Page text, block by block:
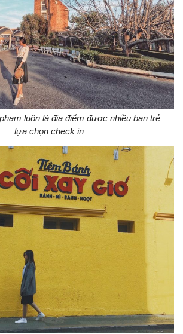
luôn là địa điểm được nhiều bạn trẻ
lựa chọn check in